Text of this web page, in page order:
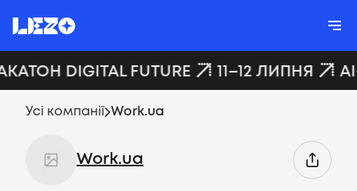
DIGITAL FUTURE 11–12 ЛИПНЯ
Усі компанії Work.ua
Work.ua